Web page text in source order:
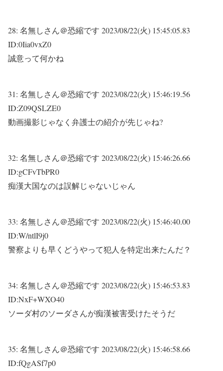
28: 名無しさん＠恐縮です 2023/08/22(火) 15:45:05.83
ID:0Iia0vxZ0
誠意って何かね
31: 名無しさん＠恐縮です 2023/08/22(火) 15:46:19.56
ID:Z09QSLZE0
動画撮影じゃなく弁護士の紹介が先じゃね?
32: 名無しさん＠恐縮です 2023/08/22(火) 15:46:26.66
ID:gCFvTbPR0
痴漢大国なのは誤解じゃないじゃん
33: 名無しさん＠恐縮です 2023/08/22(火) 15:46:40.00
ID:W/ntlI9j0
警察よりも早くどうやって犯人を特定出来たんだ？
34: 名無しさん＠恐縮です 2023/08/22(火) 15:46:53.83
ID:NxF+WXO40
ソーダ村のソーダさんが痴漢被害受けたそうだ
35: 名無しさん＠恐縮です 2023/08/22(火) 15:46:58.66
ID:fQgASf7p0